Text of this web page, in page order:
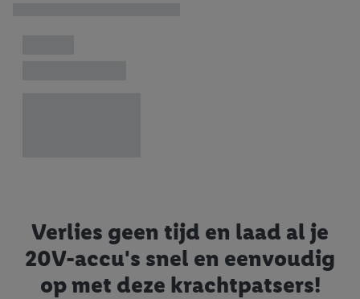
Verlies geen tijd en laad al je
20V-accu's snel en eenvoudig
op met deze krachtpatsers!